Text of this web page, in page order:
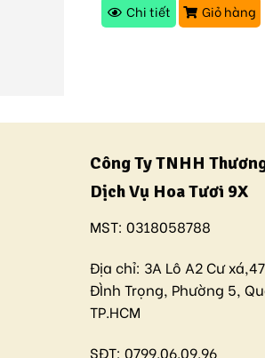
Chi tiết Giỏ hàng
Công Ty TNHH
Dịch Vụ Hoa Tươi 9X
MST: 0318058788
Địa chỉ: 3A Lô A2 Cư
ĐÌnh Trọng, Phường 5,
TP.HCM
SĐT: 0799.06.09.96